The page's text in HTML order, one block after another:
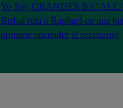
Yo Soy GRANDES
Bisbal reta a Raphael en una
promete encender el escenario!